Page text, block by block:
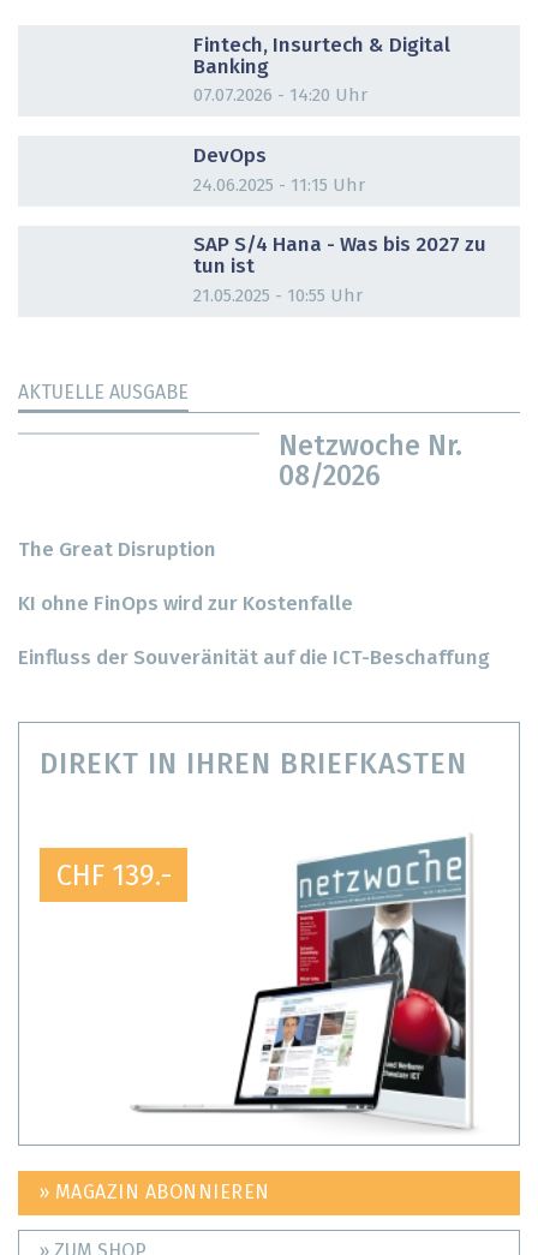
Fintech, Insurtech & Digital
Banking
07.07.2026 - 14:20 Uhr
DevOps
24.06.2025 - 11:15 Uhr
SAP S/4 Hana - Was bis 2027 zu
tun ist
21.05.2025 - 10:55 Uhr
AKTUELLE AUSGABE
Netzwoche Nr.
08/2026
The Great Disruption
KI ohne FinOps wird zur Kostenfalle
Einfluss der Souveränität auf die ICT-Beschaffung
DIREKT IN IHREN BRIEFKASTEN
CHF 139.-
» MAGAZIN ABONNIEREN
» ZUM SHOP